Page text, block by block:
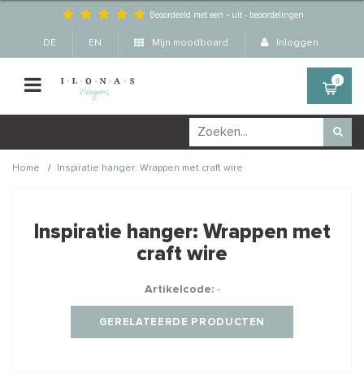
Beoordeeld met een - uit -beoordelingen
DE EN Mijn moodboard Inloggen
0
Home / Inspiratie hanger: Wrappen met craft wire
producten ook interessant
Inspiratie hanger: Wrappen met
craft wire
Artikelcode:-
GERELATEERDE PRODUCTEN